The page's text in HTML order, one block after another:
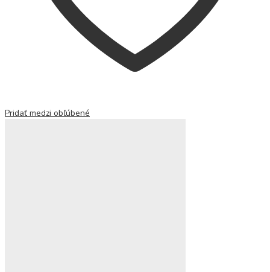
Pridať medzi obľúbené